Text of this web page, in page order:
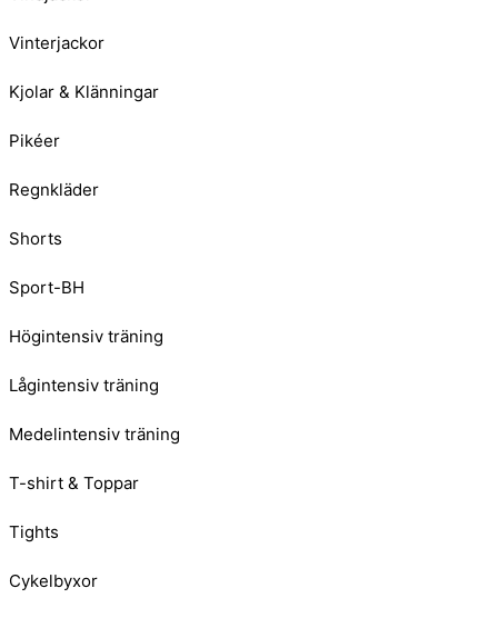
Vinterjackor
Kjolar & Klänningar
Pikéer
Regnkläder
Shorts
Sport-BH
Högintensiv träning
Lågintensiv träning
Medelintensiv träning
T-shirt & Toppar
Tights
Cykelbyxor